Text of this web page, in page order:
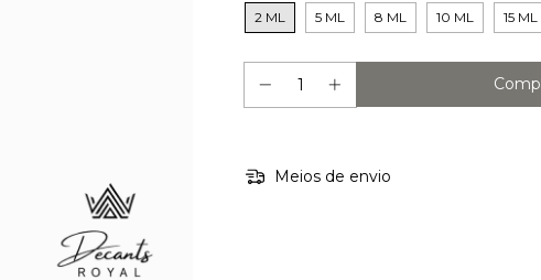
2 ML 5 ML 8 ML 10 ML 15 ML
Meios de envio